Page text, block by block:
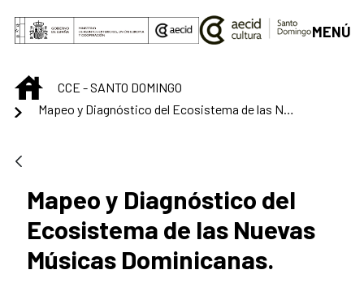
Saltar al contenido principal
MENÚ
INICIOCCE - SANTO DOMINGO
Mapeo y Diagnóstico del Ecosistema de las Nuevas Músicas Dominicanas.
Mapeo y Diagnóstico del
Ecosistema de las Nuevas
Músicas Dominicanas.